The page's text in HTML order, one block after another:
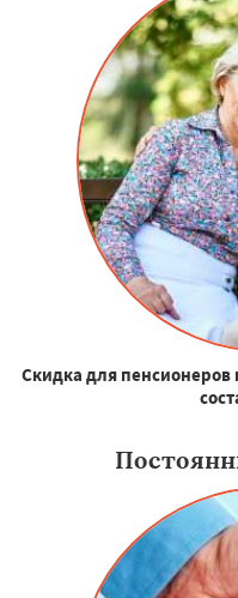
Скидка для пенсионеров